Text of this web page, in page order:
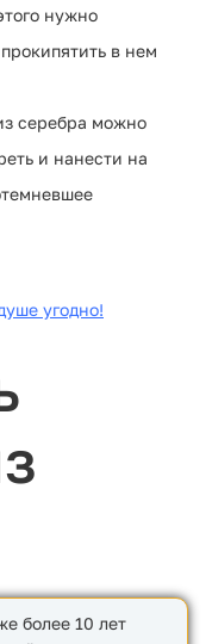
нужно
в нем
серебра можно
и нанести на
угодно!
более 10 лет